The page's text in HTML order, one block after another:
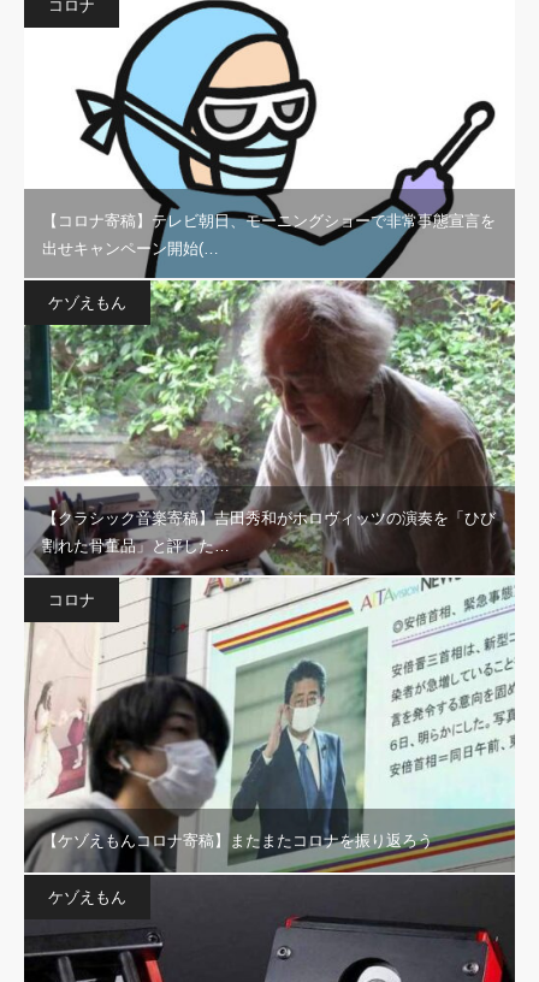
コロナ
【コロナ寄稿】テレビ朝日、モーニングショーで非常事態宣言を
出せキャンペーン開始(…
ケゾえもん
【クラシック音楽寄稿】吉田秀和がホロヴィッツの演奏を「ひび
割れた骨董品」と評した…
コロナ
【ケゾえもんコロナ寄稿】またまたコロナを振り返ろう
ケゾえもん